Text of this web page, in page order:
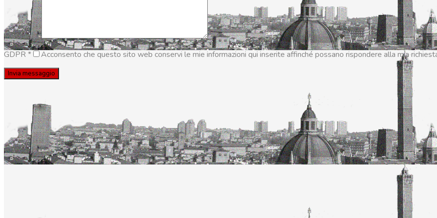
Messaggio
GDPR* Acconsento che questo sito web conservi le mie informazioni qui inserite affinché possano rispondere alla mia